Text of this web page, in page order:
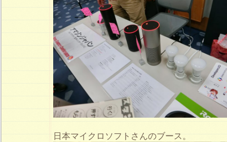
日本マイクロソフトさんのブース。